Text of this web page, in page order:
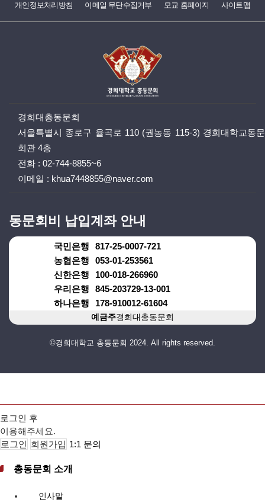
개인정보처리방침 이메일 무단수집거부 모교 홈페이지 사이트맵
경희대총동문회
서울특별시 종로구 율곡로 110 (권농동 115-3) 경희대학교동문
회관 4층
전화 : 02-744-8855~6
이메일 : khua7448855@naver.com
동문회비 납입계좌 안내
국민은행
817-25-0007-721
농협은행
053-01-253561
신한은행
100-018-266960
우리은행
845-203729-13-001
하나은행
178-910012-61604
예금주경희대총동문회
©경희대학교 총동문회 2024. All rights reserved.
로그인 후
이용해주세요.
로그인 회원가입 1:1 문의
총동문회 소개
인사말